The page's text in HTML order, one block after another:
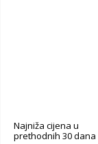
Najniža cijena u
prethodnih 30 dana